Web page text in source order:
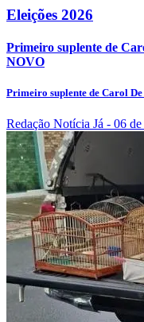
Eleições 2026
Primeiro suplente de
NOVO
Primeiro suplente de Carol
Redação Notícia Já - 06